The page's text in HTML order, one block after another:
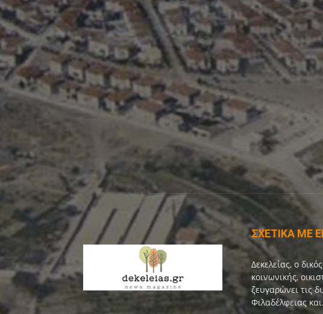
ΣΧΕΤΙΚΑ ΜΕ
Δεκελείας, ο
κοινωνικής,
ζευγαρώνει τις
Φιλαδέλφειας